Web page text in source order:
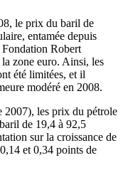
le prix du baril de
entamée depuis
Fondation Robert
la zone euro. Ainsi, les
été limitées, et il
modéré en 2008.
2007), les prix du pétrole
de 19,4 à 92,5
sur la croissance de
et 0,34 points de